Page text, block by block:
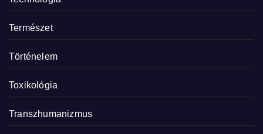
Természet
Történelem
Toxikológia
Transzhumanizmus